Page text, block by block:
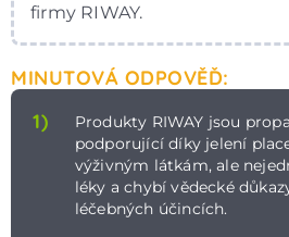
firmy RIWAY.
MINUTOVÁ ODPOVĚĎ:
1)
Produkty RIWAY jsou
podporující díky jelení
výživným látkám, ale
léky a chybí vědecké
léčebných účincích.